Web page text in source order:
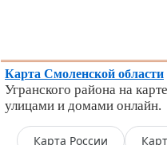
Карта Смоленской области
Угранского района на
улицами и домами онлайн.
Карта России